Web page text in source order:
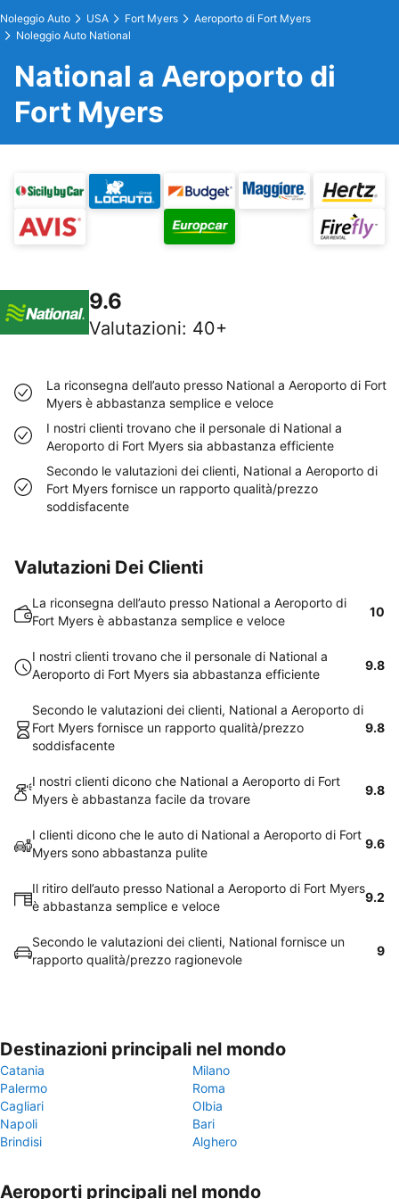
Noleggio Auto USA Fort Myers
Aeroporto di Fort Myers
Noleggio Auto National
National a Aeroporto di
Fort Myers
9.6
Valutazioni: 40+
La riconsegna dell’auto presso National a Aeroporto di Fort
Myers è abbastanza semplice e veloce
I nostri clienti trovano che il personale di National a
Aeroporto di Fort Myers sia abbastanza efficiente
Secondo le valutazioni dei clienti, National a Aeroporto di
Fort Myers fornisce un rapporto qualità/prezzo
soddisfacente
Valutazioni Dei Clienti
La riconsegna dell’auto presso National a Aeroporto di
Fort Myers è abbastanza semplice e veloce
10
I nostri clienti trovano che il personale di National a
Aeroporto di Fort Myers sia abbastanza efficiente
9.8
Secondo le valutazioni dei clienti, National a Aeroporto di
Fort Myers fornisce un rapporto qualità/prezzo
soddisfacente
9.8
I nostri clienti dicono che National a Aeroporto di Fort
Myers è abbastanza facile da trovare
9.8
I clienti dicono che le auto di National a Aeroporto di Fort
Myers sono abbastanza pulite
9.6
Il ritiro dell’auto presso National a Aeroporto di Fort Myers
è abbastanza semplice e veloce
9.2
Secondo le valutazioni dei clienti, National fornisce un
rapporto qualità/prezzo ragionevole
9
Destinazioni principali nel mondo
Catania
Milano
Palermo
Roma
Cagliari
Olbia
Napoli
Bari
Brindisi
Alghero
Aeroporti principali nel mondo